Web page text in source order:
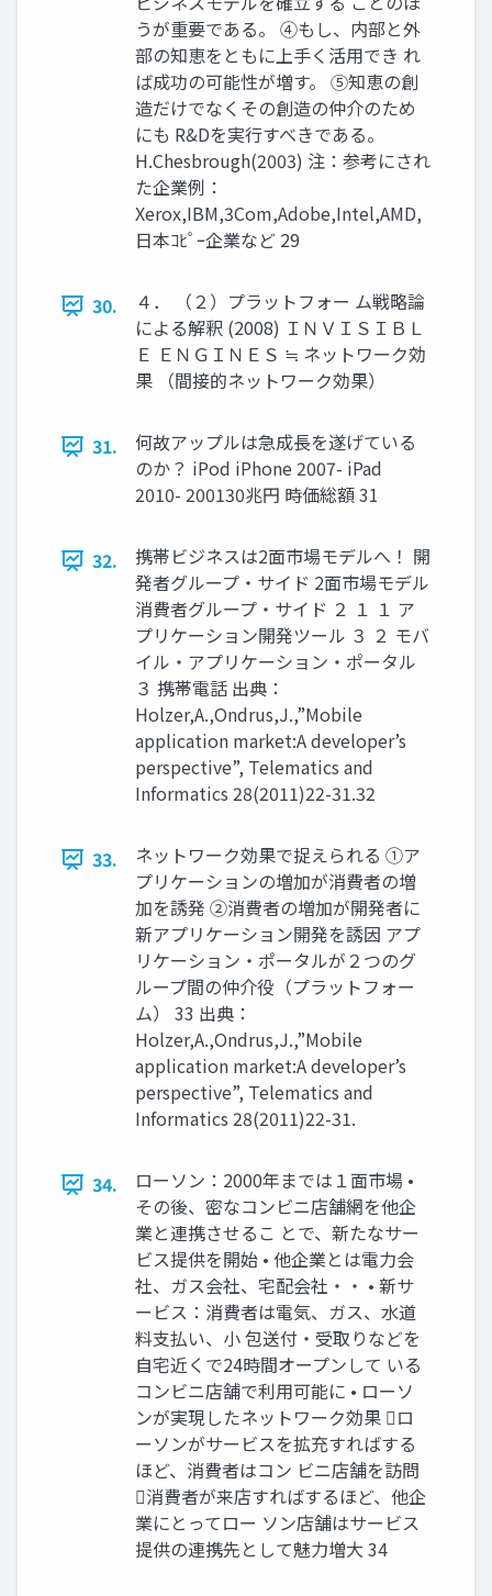
うが重要である。 ④もし、内部と外
部の知恵をともに上手く活用でき れ
ば成功の可能性が増す。 ⑤知恵の創
造だけでなくその創造の仲介のため
にも R&Dを実行すべきである。
H.Chesbrough(2003) 注：参考にされ
た企業例：
Xerox,IBM,3Com,Adobe,Intel,AMD,
日本ｺﾋﾟｰ企業など 29
30.
４． （２）プラットフォー ム戦略論
による解釈 (2008) ＩＮＶＩＳＩＢＬ
Ｅ ＥＮＧＩＮＥＳ ≒ ネットワーク効
果 （間接的ネットワーク効果）
31.
何故アップルは急成長を遂げている
のか？ iPod iPhone 2007- iPad
2010- 200130兆円 時価総額 31
32.
携帯ビジネスは2面市場モデルへ！ 開
発者グループ・サイド 2面市場モデル
消費者グループ・サイド ２ １ １ ア
プリケーション開発ツール ３ ２ モバ
イル・アプリケーション・ポータル
３ 携帯電話 出典：
Holzer,A.,Ondrus,J.,”Mobile
application market:A developer’s
perspective”, Telematics and
Informatics 28(2011)22-31.32
33.
ネットワーク効果で捉えられる ①ア
プリケーションの増加が消費者の増
加を誘発 ②消費者の増加が開発者に
新アプリケーション開発を誘因 アプ
リケーション・ポータルが２つのグ
ループ間の仲介役（プラットフォー
ム） 33 出典：
Holzer,A.,Ondrus,J.,”Mobile
application market:A developer’s
perspective”, Telematics and
Informatics 28(2011)22-31.
34.
ローソン：2000年までは１面市場 •
その後、密なコンビニ店舗網を他企
業と連携させるこ とで、新たなサー
ビス提供を開始 • 他企業とは電力会
社、ガス会社、宅配会社・・ • 新サ
ービス：消費者は電気、ガス、水道
料支払い、小 包送付・受取りなどを
自宅近くで24時間オープンして いる
コンビニ店舗で利用可能に • ローソ
ンが実現したネットワーク効果 ロ
ーソンがサービスを拡充すればする
ほど、消費者はコン ビニ店舗を訪問
消費者が来店すればするほど、他企
業にとってロー ソン店舗はサービス
提供の連携先として魅力増大 34